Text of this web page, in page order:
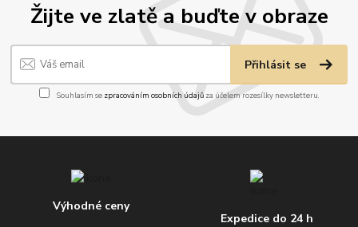
Žijte ve zlatě a buďte v obraze
Přihlásit se
Souhlasím se zpracováním osobních údajůza účelem rozesílky newsletteru.
Výhodné ceny
Expedice do 24 h